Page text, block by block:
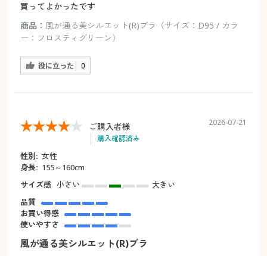
買ってよかったです
商品： 風が通る美シルエット(R)ブラ（サイズ：D95 / カラ
ー：フロスティグリーン）
役に立った 0
ご購入者様
購入確認済み
2026-07-21
性別: 女性
身長: 155～160cm
サイズ感 小さい
大きい
品質
お買い得感
使いやすさ
風が通る美シルエット(R)ブラ